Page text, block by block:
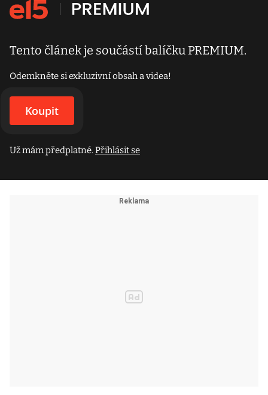
Tento článek je součástí balíčku PREMIUM.
Odemkněte si exkluzivní obsah a videa!
Koupit
Už mám předplatné.Přihlásit se